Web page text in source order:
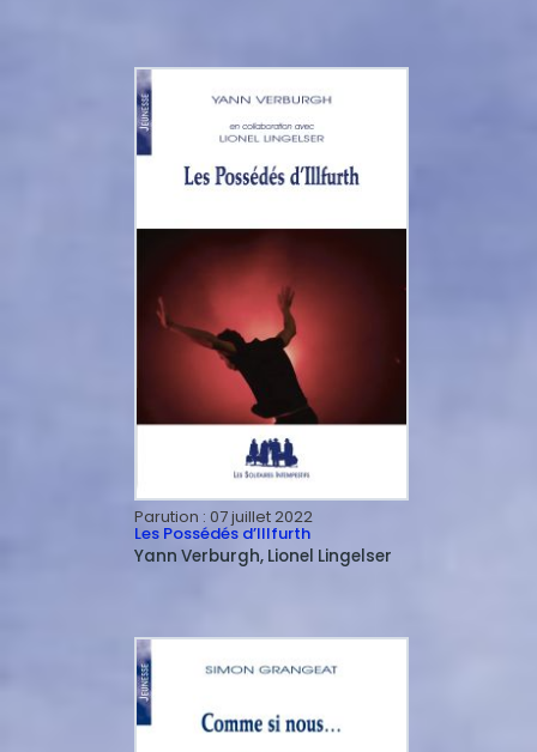
Parution : 07 juillet 2022
Les Possédés d’Illfurth
Yann Verburgh Lionel Lingelser